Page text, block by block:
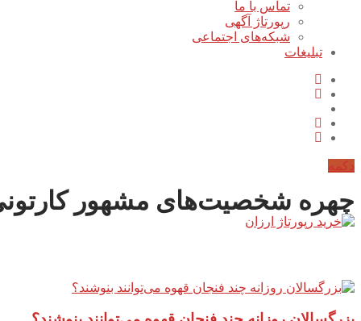
تماس با ما
رپورتاژ آگهی
شبکه‌های اجتماعی
تبلیغات
دکمه
چهره شخصیت‌های مشهور کارتونی